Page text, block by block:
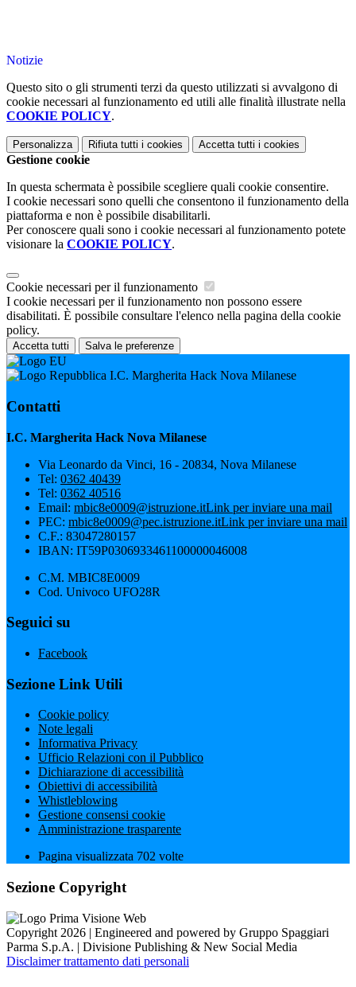
Notizie
Questo sito o gli strumenti terzi da questo utilizzati si avvalgono di
cookie necessari al funzionamento ed utili alle finalità illustrate nella
COOKIE POLICY.
Personalizza Rifiuta tutti i cookies Accetta tutti i cookies
Gestione cookie
In questa schermata è possibile scegliere quali cookie consentire.
I cookie necessari sono quelli che consentono il funzionamento della
piattaforma e non è possibile disabilitarli.
Per conoscere quali sono i cookie necessari al funzionamento potete
visionare la COOKIE POLICY.
Cookie necessari per il funzionamento
I cookie necessari per il funzionamento non possono essere
disabilitati. È possibile consultare l'elenco nella pagina della cookie
policy.
Accetta tutti Salva le preferenze
I.C. Margherita Hack Nova Milanese
Contatti
I.C. Margherita Hack Nova Milanese
Via Leonardo da Vinci, 16 - 20834, Nova Milanese
Tel: 0362 40439
Tel: 0362 40516
Email: mbic8e0009@istruzione.itLink per inviare una mail
PEC: mbic8e0009@pec.istruzione.itLink per inviare una mail
C.F.: 83047280157
IBAN: IT59P0306933461100000046008
C.M. MBIC8E0009
Cod. Univoco UFO28R
Seguici su
Facebook
Sezione Link Utili
Cookie policy
Note legali
Informativa Privacy
Ufficio Relazioni con il Pubblico
Dichiarazione di accessibilità
Obiettivi di accessibilità
Whistleblowing
Gestione consensi cookie
Amministrazione trasparente
Pagina visualizzata 702 volte
Sezione Copyright
Copyright 2026 | Engineered and powered by Gruppo Spaggiari
Parma S.p.A. | Divisione Publishing & New Social Media
Disclaimer trattamento dati personali